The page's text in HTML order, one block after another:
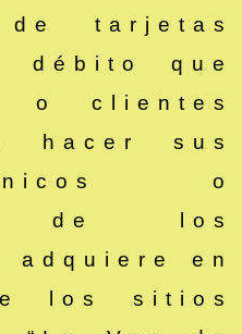
de tarjetas
débito que
o clientes
hacer sus
o
de los
adquiere en
los sitios